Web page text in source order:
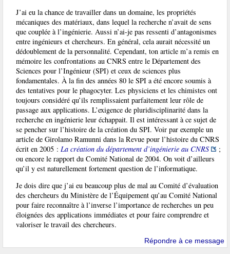
J’ai eu la chance de travailler dans un domaine, les propriétés
mécaniques des matériaux, dans lequel la recherche n’avait de sens
que couplée à l’ingénierie. Aussi n’ai-je pas ressenti d’antagonismes
entre ingénieurs et chercheurs. En général, cela aurait nécessité un
dédoublement de la personnalité. Cependant, ton article m’a remis en
mémoire les confrontations au CNRS entre le Département des
Sciences pour l’Ingénieur (SPI) et ceux de sciences plus
fondamentales. À la fin des années 80 le SPI a été encore soumis à
des tentatives pour le phagocyter. Les physiciens et les chimistes ont
toujours considéré qu’ils remplissaient parfaitement leur rôle de
passage aux applications. L’exigence de pluridisciplinarité dans la
recherche en ingénierie leur échappait. Il est intéressant à ce sujet de
se pencher sur l’histoire de la création du SPI. Voir par exemple un
article de Girolamo Ramunni dans la Revue pour l’histoire du CNRS
écrit en 2005 : La création du département d’ingénierie au CNRS
;
ou encore le rapport du Comité National de 2004. On voit d’ailleurs
qu’il y est naturellement fortement question de l’informatique.
Je dois dire que j’ai eu beaucoup plus de mal au Comité d’évaluation
des chercheurs du Ministère de l’Équipement qu’au Comité National
pour faire reconnaître à l’inverse l’importance de recherches un peu
éloignées des applications immédiates et pour faire comprendre et
valoriser le travail des chercheurs.
Répondre à ce message